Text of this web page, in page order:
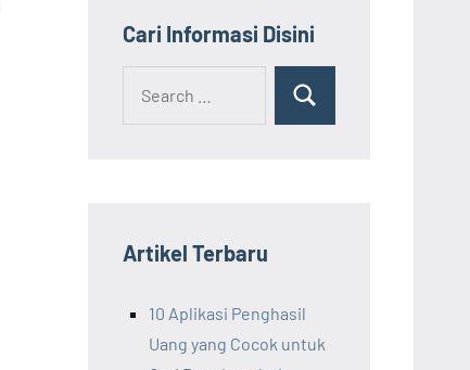
Cari Informasi Disini
Search
Artikel Terbaru
10 Aplikasi Penghasil
Uang yang Cocok untuk